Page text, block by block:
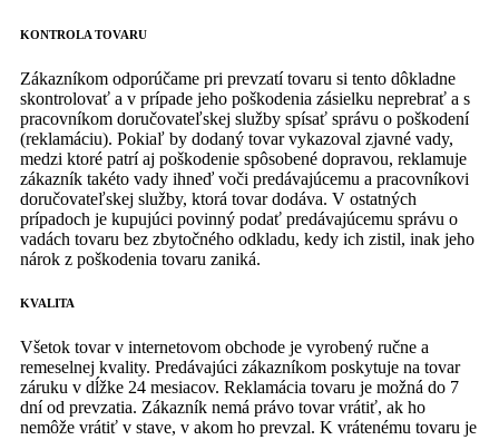
KONTROLA TOVARU
Zákazníkom odporúčame pri prevzatí tovaru si tento dôkladne
skontrolovať a v prípade jeho poškodenia zásielku neprebrať a s
pracovníkom doručovateľskej služby spísať správu o poškodení
(reklamáciu). Pokiaľ by dodaný tovar vykazoval zjavné vady,
medzi ktoré patrí aj poškodenie spôsobené dopravou, reklamuje
zákazník takéto vady ihneď voči predávajúcemu a pracovníkovi
doručovateľskej služby, ktorá tovar dodáva. V ostatných
prípadoch je kupujúci povinný podať predávajúcemu správu o
vadách tovaru bez zbytočného odkladu, kedy ich zistil, inak jeho
nárok z poškodenia tovaru zaniká.
KVALITA
Všetok tovar v internetovom obchode je vyrobený ručne a
remeselnej kvality. Predávajúci zákazníkom poskytuje na tovar
záruku v dĺžke 24 mesiacov. Reklamácia tovaru je možná do 7
dní od prevzatia. Zákazník nemá právo tovar vrátiť, ak ho
nemôže vrátiť v stave, v akom ho prevzal. K vrátenému tovaru je